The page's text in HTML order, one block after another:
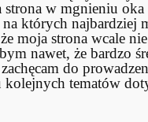
strona w mgnieniu oka
których najbardziej
moja strona wcale
nawet, że bardzo
do
kolejnych tematów